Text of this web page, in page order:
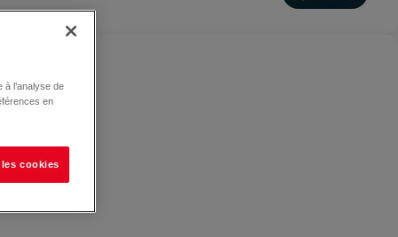
l’analyse de
en
cookies